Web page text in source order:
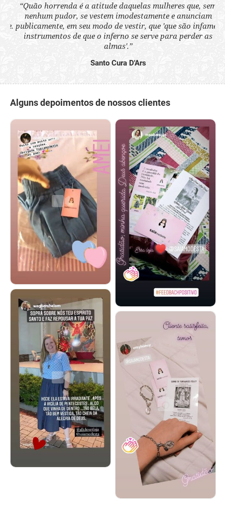
“Quão horrenda é a atitude daquelas mulheres que, sem
nenhum pudor, se vestem imodestamente e anunciam
publicamente, em seu modo de vestir, que 'que são infames
instrumentos de que o inferno se serve para perder as
almas'.”
Santo Cura D'Ars
Alguns depoimentos de nossos clientes